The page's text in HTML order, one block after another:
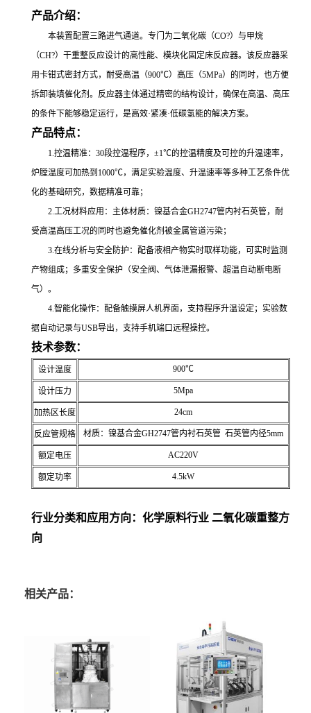
产品介绍：
本装置配置三路进气通道。专门为二氧化碳（CO?）与甲烷
（CH?）干重整反应设计的高性能、模块化固定床反应器。该反应器采
用卡钳式密封方式，耐受高温（900℃）高压（5MPa）的同时，也方便
拆卸装填催化剂。反应器主体通过精密的结构设计，确保在高温、高压
的条件下能够稳定运行，是高效·紧凑·低碳氢能的解决方案。
产品特点：
1.控温精准：30段控温程序，±1℃的控温精度及可控的升温速率，
炉膛温度可加热到1000℃，满足实验温度、升温速率等多种工艺条件优
化的基础研究，数据精准可靠；
2.工况材料应用：主体材质：镍基合金GH2747管内衬石英管，耐
受高温高压工况的同时也避免催化剂被金属管道污染；
3.在线分析与安全防护：配备液相产物实时取样功能，可实时监测
产物组成；多重安全保护（安全阀、气体泄漏报警、超温自动断电断
气）。
4.智能化操作：配备触摸屏人机界面，支持程序升温设定；实验数
据自动记录与USB导出，支持手机端口远程操控。
技术参数：
设计温度 900℃
设计压力 5Mpa
加热区长度 24cm
反应管规格 材质：镍基合金GH2747管内衬石英管 石英管内径5mm
额定电压 AC220V
额定功率 4.5kW
行业分类和应用方向：化学原料行业 二氧化碳重整方
向
相关产品：